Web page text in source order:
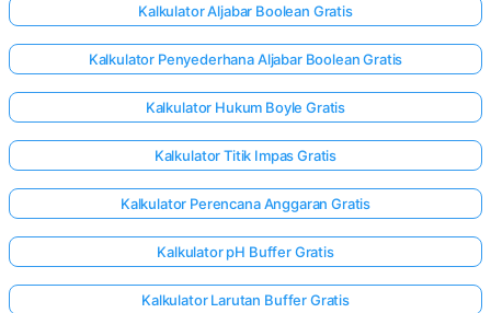
Kalkulator Aljabar Boolean Gratis
Kalkulator Penyederhana Aljabar Boolean Gratis
Kalkulator Hukum Boyle Gratis
Kalkulator Titik Impas Gratis
Kalkulator Perencana Anggaran Gratis
Kalkulator pH Buffer Gratis
Kalkulator Larutan Buffer Gratis